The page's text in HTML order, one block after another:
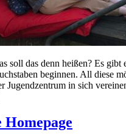
soll das denn heißen? Es gibt
beginnen. All diese
Jugendzentrum in sich
Homepage